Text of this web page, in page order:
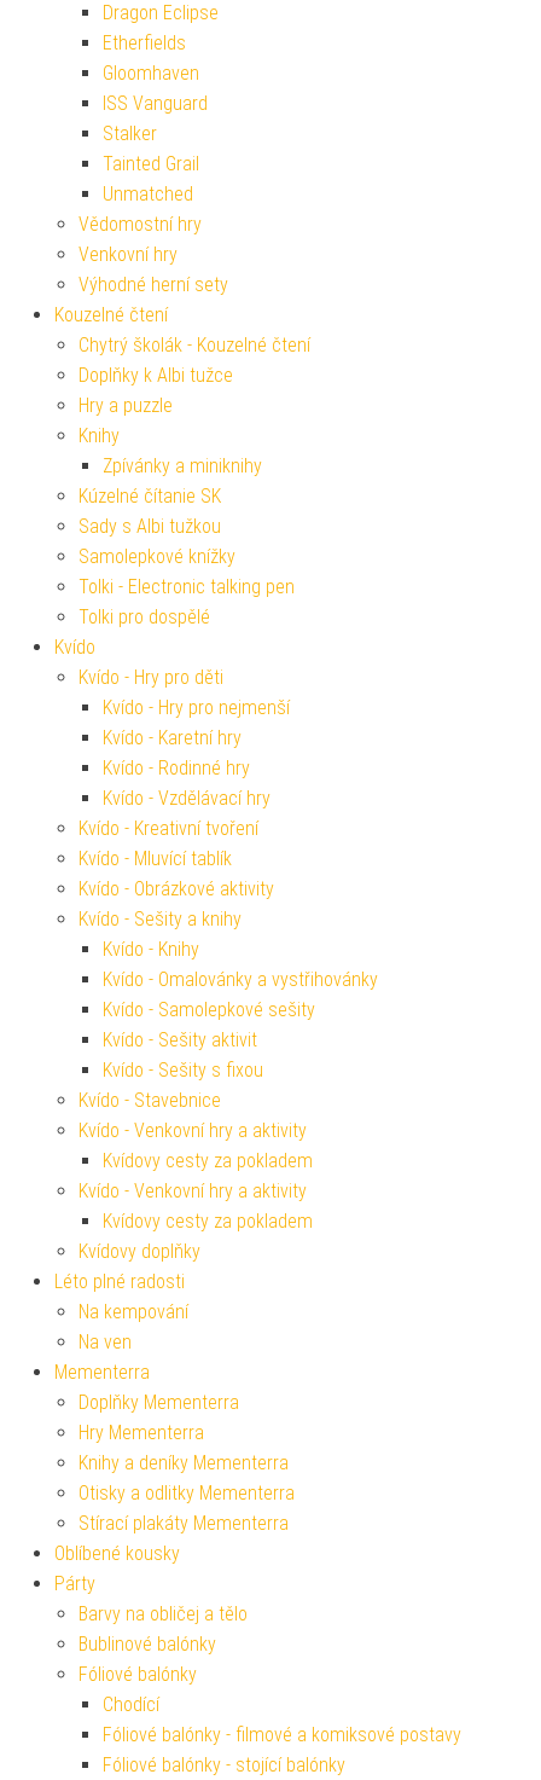
Dragon Eclipse
Etherfields
Gloomhaven
ISS Vanguard
Stalker
Tainted Grail
Unmatched
Vědomostní hry
Venkovní hry
Výhodné herní sety
Kouzelné čtení
Chytrý školák - Kouzelné čtení
Doplňky k Albi tužce
Hry a puzzle
Knihy
Zpívánky a miniknihy
Kúzelné čítanie SK
Sady s Albi tužkou
Samolepkové knížky
Tolki - Electronic talking pen
Tolki pro dospělé
Kvído
Kvído - Hry pro děti
Kvído - Hry pro nejmenší
Kvído - Karetní hry
Kvído - Rodinné hry
Kvído - Vzdělávací hry
Kvído - Kreativní tvoření
Kvído - Mluvící tablík
Kvído - Obrázkové aktivity
Kvído - Sešity a knihy
Kvído - Knihy
Kvído - Omalovánky a vystřihovánky
Kvído - Samolepkové sešity
Kvído - Sešity aktivit
Kvído - Sešity s fixou
Kvído - Stavebnice
Kvído - Venkovní hry a aktivity
Kvídovy cesty za pokladem
Kvído - Venkovní hry a aktivity
Kvídovy cesty za pokladem
Kvídovy doplňky
Léto plné radosti
Na kempování
Na ven
Mementerra
Doplňky Mementerra
Hry Mementerra
Knihy a deníky Mementerra
Otisky a odlitky Mementerra
Stírací plakáty Mementerra
Oblíbené kousky
Párty
Barvy na obličej a tělo
Bublinové balónky
Fóliové balónky
Chodící
Fóliové balónky - filmové a komiksové postavy
Fóliové balónky - stojící balónky